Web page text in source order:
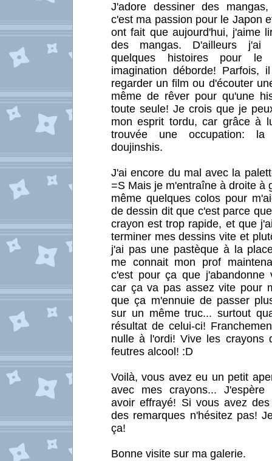
J'adore dessiner des
c'est ma passion pour le Japon
ont fait que aujourd'hui, j'aime
des mangas. D'ailleurs j'ai
quelques histoires pour le
imagination déborde! Parfois,
regarder un film ou d'écouter
même de rêver pour qu'une
toute seule! Je crois que je
mon esprit tordu, car grâce à
trouvée une occupation:
doujinshis.
J'ai encore du mal avec la
=S Mais je m'entraîne à droite à
même quelques colos pour
de dessin dit que c'est parce
crayon est trop rapide, et que
terminer mes dessins vite et
j'ai pas une pastèque à la
me connait mon prof
c'est pour ça que j'abandonne
car ça va pas assez vite pour
que ça m'ennuie de passer
sur un même truc... surtout
résultat de celui-ci!
nulle à l'ordi! Vive les crayons
feutres alcool! :D
Voilà, vous avez eu un petit
avec mes crayons...
avoir effrayé! Si vous avez
des remarques n'hésitez pas!
ça!
Bonne visite sur ma galerie.